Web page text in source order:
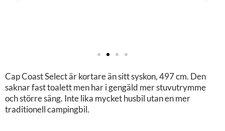
Cap Coast Select är kortare än sitt syskon, 497 cm. Den
saknar fast toalett men har i gengäld mer stuvutrymme
och större säng. Inte lika mycket husbil utan en mer
traditionell campingbil.